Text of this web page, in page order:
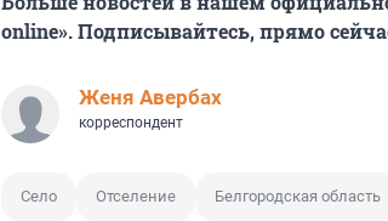
online». Подписывайтесь, прямо
Женя Авербах
корреспондент
Село Отселение Белгородская область